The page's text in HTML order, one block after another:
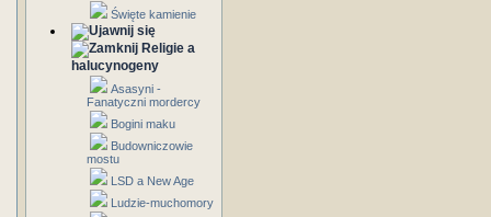
Święte kamienie
Religie a
halucynogeny
Asasyni -
Fanatyczni mordercy
Bogini maku
Budowniczowie
mostu
LSD a New Age
Ludzie-muchomory